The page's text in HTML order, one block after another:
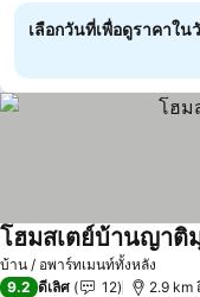
เลือกวันที่เพื่อดูราคาใ
บ้าน / อพาร์ทเมนท์ทั้งหลัง
โฮมสเตย์บ้านญาติ
9.2 ดีเลิศ 12 2.9 km